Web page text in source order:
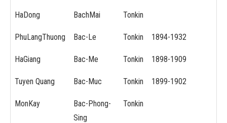
HaDong BachMai Tonkin
PhuLangThuong Bac-Le Tonkin 1894-1932
HaGiang Bac-Me Tonkin 1898-1909
Tuyen Quang Bac-Muc Tonkin 1899-1902
MonKay
Bac-Phong-
Sing
Tonkin